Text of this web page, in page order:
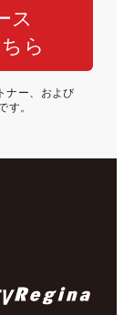
ス
ら
ナー、および
す。